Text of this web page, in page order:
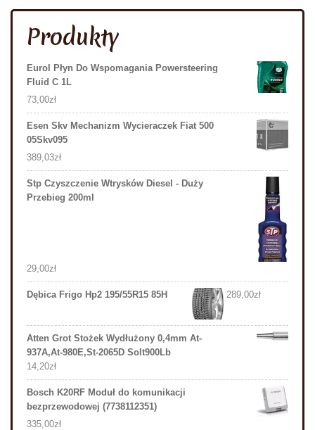
Produkty
Eurol Płyn Do Wspomagania Powersteering
Fluid C 1L
73,00zł
Esen Skv Mechanizm Wycieraczek Fiat 500
05Skv095
389,03zł
Stp Czyszczenie Wtrysków Diesel - Duży
Przebieg 200ml
29,00zł
Dębica Frigo Hp2 195/55R15 85H 289,00zł
Atten Grot Stożek Wydłużony 0,4mm At-
937A,At-980E,St-2065D Solt900Lb
14,20zł
Bosch K20RF Moduł do komunikacji
bezprzewodowej (7738112351)
335,00zł